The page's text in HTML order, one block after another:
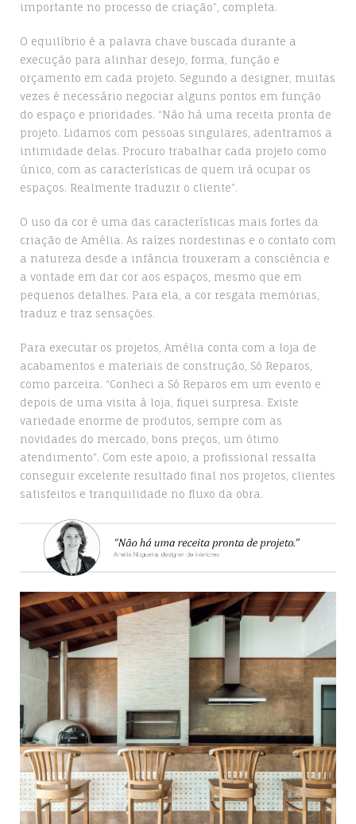
importante no processo de criação”, completa.
O equilíbrio é a palavra chave buscada durante a
execução para alinhar desejo, forma, função e
orçamento em cada projeto. Segundo a designer, muitas
vezes é necessário negociar alguns pontos em função
do espaço e prioridades. “Não há uma receita pronta de
projeto. Lidamos com pessoas singulares, adentramos a
intimidade delas. Procuro trabalhar cada projeto como
único, com as características de quem irá ocupar os
espaços. Realmente traduzir o cliente”.
O uso da cor é uma das características mais fortes da
criação de Amélia. As raízes nordestinas e o contato com
a natureza desde a infância trouxeram a consciência e
a vontade em dar cor aos espaços, mesmo que em
pequenos detalhes. Para ela, a cor resgata memórias,
traduz e traz sensações.
Para executar os projetos, Amélia conta com a loja de
acabamentos e materiais de construção, Só Reparos,
como parceira. “Conheci a Só Reparos em um evento e
depois de uma visita à loja, fiquei surpresa. Existe
variedade enorme de produtos, sempre com as
novidades do mercado, bons preços, um ótimo
atendimento”. Com este apoio, a profissional ressalta
conseguir excelente resultado final nos projetos, clientes
satisfeitos e tranquilidade no fluxo da obra.